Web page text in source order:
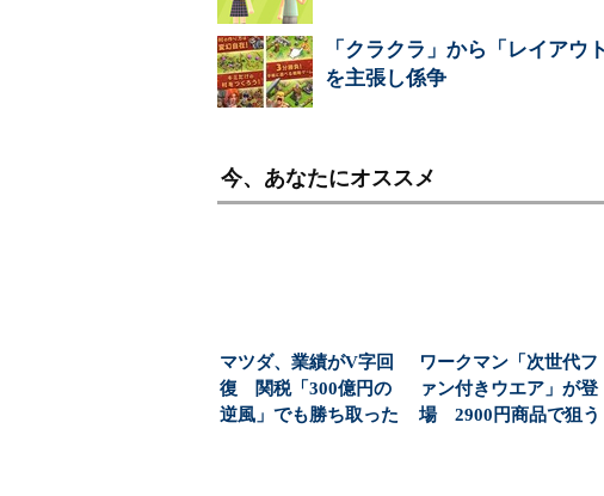
「クラクラ」から「レイア
を主張し係争
今、あなたにオススメ
マツダ、業績がV字回
復 関税「300億円の
逆風」でも勝ち取った
ワークマン「次世代フ
ァン付きウエア」が登
場 2900円商品で狙う